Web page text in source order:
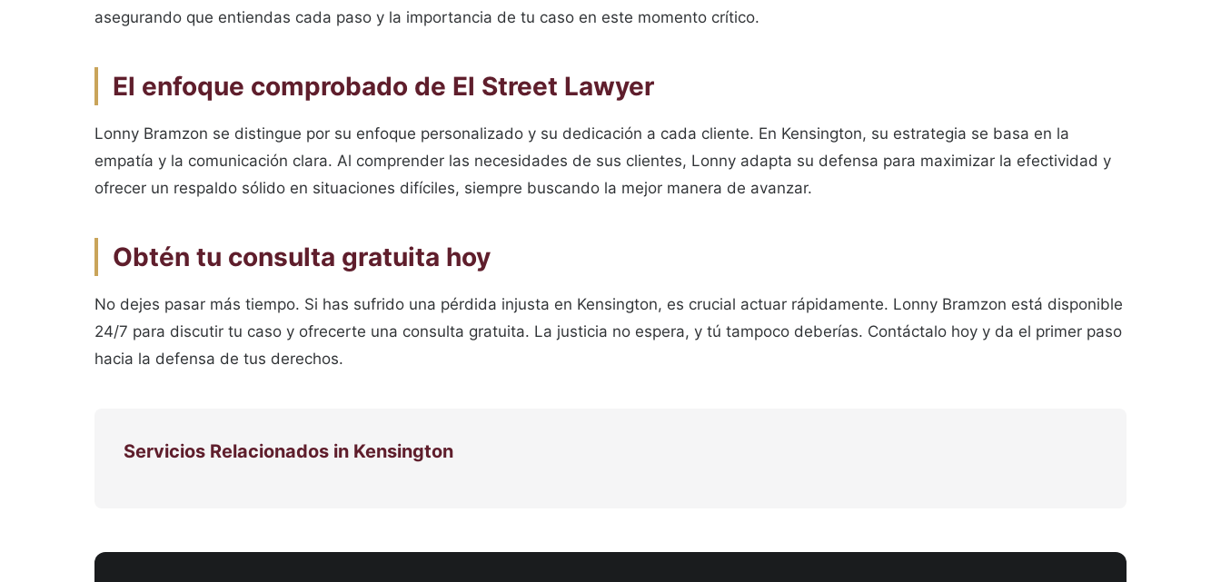
asegurando que entiendas cada paso y la importancia de tu caso en este momento crítico.
El enfoque comprobado de El Street Lawyer
Lonny Bramzon se distingue por su enfoque personalizado y su dedicación a cada cliente. En Kensington, su estrategia se basa en la
empatía y la comunicación clara. Al comprender las necesidades de sus clientes, Lonny adapta su defensa para maximizar la efectividad y
ofrecer un respaldo sólido en situaciones difíciles, siempre buscando la mejor manera de avanzar.
Obtén tu consulta gratuita hoy
No dejes pasar más tiempo. Si has sufrido una pérdida injusta en Kensington, es crucial actuar rápidamente. Lonny Bramzon está disponible
24/7 para discutir tu caso y ofrecerte una consulta gratuita. La justicia no espera, y tú tampoco deberías. Contáctalo hoy y da el primer paso
hacia la defensa de tus derechos.
Servicios Relacionados in Kensington